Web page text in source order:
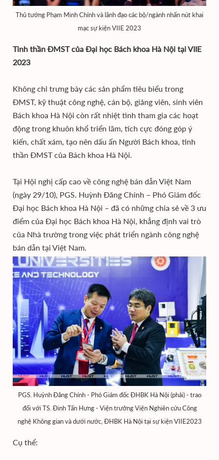
Thủ tướng Phạm Minh Chính và lãnh đạo các bộ/ngành nhấn nút khai
mạc sự kiện VIIE 2023
Tinh thần ĐMST của Đại học Bách khoa Hà Nội tại VIIE
2023
Không chỉ trưng bày các sản phẩm tiêu biểu trong
ĐMST, kỹ thuật công nghệ, cán bộ, giảng viên, sinh viên
Bách khoa Hà Nội còn rất nhiệt tình tham gia các hoạt
động trong khuôn khổ triển lãm, tích cực đóng góp ý
kiến, chất xám, tạo nên dấu ấn Người Bách khoa, tinh
thần ĐMST của Bách khoa Hà Nội.
Tại Hội nghị cấp cao về công nghệ bán dẫn Việt Nam
(ngày 29/10), PGS. Huỳnh Đăng Chính – Phó Giám đốc
Đại học Bách khoa Hà Nội – đã có những chia sẻ về 3 ưu
điểm của Đại học Bách khoa Hà Nội, khẳng định vai trò
của Nhà trường trong việc phát triển ngành công nghệ
bán dẫn tại Việt Nam.
PGS. Huỳnh Đăng Chính - Phó Giám đốc ĐHBK Hà Nội (phải) - trao
đổi với TS. Đinh Tấn Hưng - Viện trưởng Viện Nghiên cứu Công
nghệ Không gian và dưới nước, ĐHBK Hà Nội tại sự kiện VIIE2023
Cụ thể: